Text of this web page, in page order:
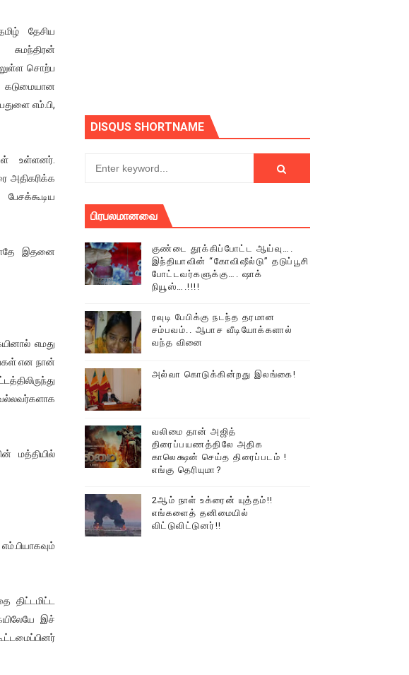
சுவிஸ் (செய்தியும்,படங்களும்..)
போராட்டத்தில் திரண்ட தமிழ்மக்கள்!!
தேசிய
சொற்ப
எம்.பி,
உள்ளனர்.
அதிகரிக்க
இதனை
எமது
என நான்
மத்தியில்
திட்டமிட்ட
இச்
DISQUS SHORTNAME
பிரபலமானவை
குண்டை தூக்கிப்போட்ட ஆய்வு….
இந்தியாவின் “கோவிஷீல்டு” தடுப்பூசி
போட்டவர்களுக்கு…. ஷாக்
நியூஸ்….!!!!
ரவுடி பேபிக்கு நடந்த தரமான
சம்பவம்.. ஆபாச வீடியோக்களால்
வந்த வினை
அல்வா கொடுக்கின்றது இலங்கை!
வலிமை தான் அஜித்
திரைப்பயணத்திலே அதிக
காலெக்ஷன் செய்த திரைப்படம் !
எங்கு தெரியுமா?
2ஆம் நாள் உக்ரைன் யுத்தம்!!
எங்களைத் தனிமையில்
விட்டுவிட்டுனர்!!